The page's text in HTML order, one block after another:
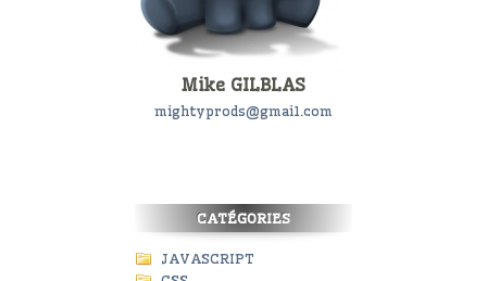
Mike GILBLAS
mightyprods@gmail.com
CATÉGORIES
JAVASCRIPT